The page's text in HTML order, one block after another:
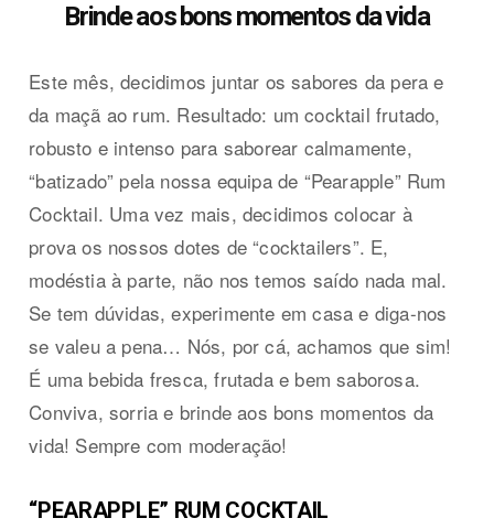
Brinde aos bons momentos da vida
Este mês, decidimos juntar os sabores da pera e
da maçã ao rum. Resultado: um cocktail frutado,
robusto e intenso para saborear calmamente,
“batizado” pela nossa equipa de “Pearapple” Rum
Cocktail. Uma vez mais, decidimos colocar à
prova os nossos dotes de “cocktailers”. E,
modéstia à parte, não nos temos saído nada mal.
Se tem dúvidas, experimente em casa e diga-nos
se valeu a pena… Nós, por cá, achamos que sim!
É uma bebida fresca, frutada e bem saborosa.
Conviva, sorria e brinde aos bons momentos da
vida! Sempre com moderação!
“PEARAPPLE” RUM COCKTAIL